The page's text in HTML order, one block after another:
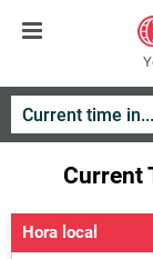
Current
Hora local